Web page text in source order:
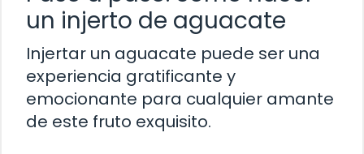
un injerto de aguacate
Injertar un aguacate puede ser una
experiencia gratificante y
emocionante para cualquier amante
de este fruto exquisito.